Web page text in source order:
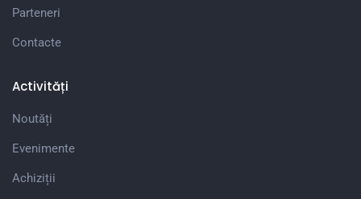
Parteneri
Contacte
Activități
Noutăți
Evenimente
Achiziții